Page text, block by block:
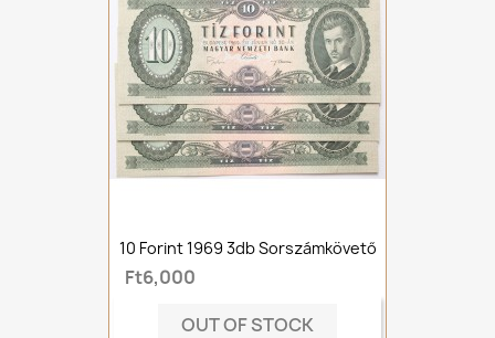
10 Forint 1969 3db Sorszámkövető
Ft6,000
OUT OF STOCK